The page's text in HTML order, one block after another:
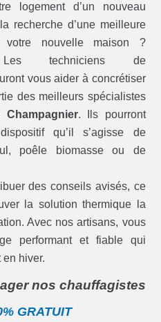
logement d’un nouveau
recherche d’une meilleure
votre nouvelle maison ?
techniciens de
vous aider à concrétiser
des meilleurs spécialistes
Champagnier. Ils pourront
qu’il s’agisse de
poêle biomasse ou de
des conseils avisés, ce
la solution thermique la
Avec nos artisans, vous
performant et fiable qui
en hiver.
nos chauffagistes
GRATUIT